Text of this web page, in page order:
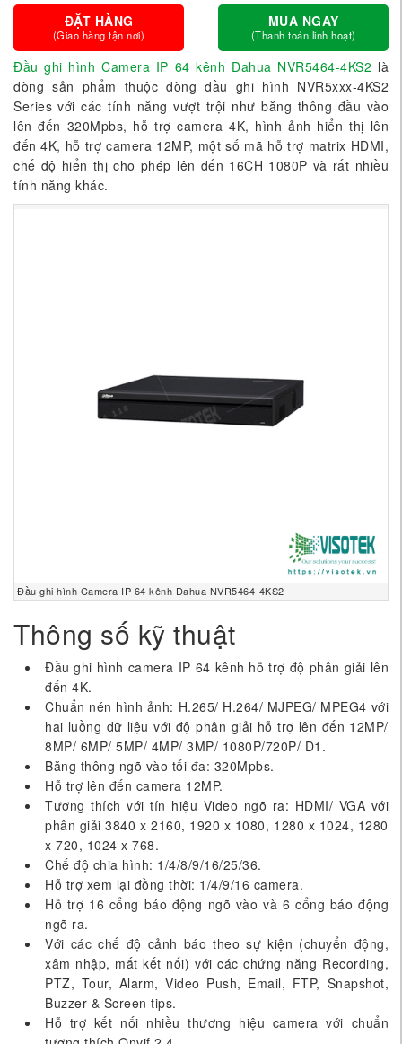
ĐẶT HÀNG
(Giao hàng tận nơi)
MUA NGAY
(Thanh toán linh hoạt)
Đầu ghi hình Camera IP 64 kênh Dahua NVR5464-4KS2 là
dòng sản phẩm thuộc dòng đầu ghi hình NVR5xxx-4KS2
Series với các tính năng vượt trội như băng thông đầu vào
lên đến 320Mpbs, hỗ trợ camera 4K, hình ảnh hiển thị lên
đến 4K, hỗ trợ camera 12MP, một số mã hỗ trợ matrix HDMI,
chế độ hiển thị cho phép lên đến 16CH 1080P và rất nhiều
tính năng khác.
Đầu ghi hình Camera IP 64 kênh Dahua NVR5464-4KS2
Thông số kỹ thuật
Đầu ghi hình camera IP 64 kênh hỗ trợ độ phân giải lên
đến 4K.
Chuẩn nén hình ảnh: H.265/ H.264/ MJPEG/ MPEG4 với
hai luồng dữ liệu với độ phân giải hỗ trợ lên đến 12MP/
8MP/ 6MP/ 5MP/ 4MP/ 3MP/ 1080P/720P/ D1.
Băng thông ngõ vào tối đa: 320Mpbs.
Hỗ trợ lên đến camera 12MP.
Tương thích với tín hiệu Video ngõ ra: HDMI/ VGA với
phân giải 3840 x 2160, 1920 x 1080, 1280 x 1024, 1280
x 720, 1024 x 768.
Chế độ chia hình: 1/4/8/9/16/25/36.
Hỗ trợ xem lại đồng thời: 1/4/9/16 camera.
Hỗ trợ 16 cổng báo động ngõ vào và 6 cổng báo động
ngõ ra.
Với các chế độ cảnh báo theo sự kiện (chuyển động,
xâm nhập, mất kết nối) với các chứng năng Recording,
PTZ, Tour, Alarm, Video Push, Email, FTP, Snapshot,
Buzzer & Screen tips.
Hỗ trợ kết nối nhiều thương hiệu camera với chuẩn